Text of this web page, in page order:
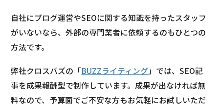
自社にブログ運営やSEOに関する知識を持ったスタッフ
がいないなら、外部の専門業者に依頼するのもひとつの
方法です。
弊社クロスバズの「BUZZライティング」では、SEO記
事を成果報酬型で制作しています。成果が出なければ無
料なので、予算面でご不安な方もお気軽にお試しいただ